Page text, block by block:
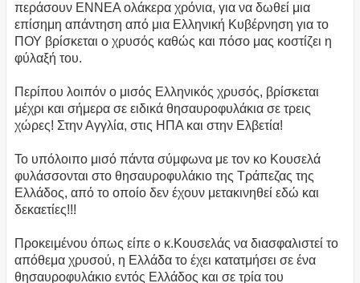
περάσουν ΕΝΝΕΑ ολάκερα χρόνια, για να δωθεί μια
επίσημη απάντηση από μια Ελληνική Κυβέρνηση για το
ΠΟΥ βρίσκεται ο χρυσός καθώς και πόσο μας κοστίζει η
φύλαξή του.
Περίπου λοιπόν ο μισός Ελληνικός χρυσός, βρίσκεται
μέχρι και σήμερα σε ειδικά θησαυροφυλάκια σε τρεις
χώρες! Στην Αγγλία, στις ΗΠΑ και στην Ελβετία!
Το υπόλοιπο μισό πάντα σύμφωνα με τον κο Κουσελά
φυλάσσονται στο θησαυροφυλάκιο της Τράπεζας της
Ελλάδος, από το οποίο δεν έχουν μετακινηθεί εδώ και
δεκαετίες!!!
Προκειμένου όπως είπε ο κ.Κουσελάς να διασφαλιστεί το
απόθεμα χρυσού, η Ελλάδα το έχει κατατμήσει σε ένα
θησαυροφυλάκιο εντός Ελλάδος και σε τρία του